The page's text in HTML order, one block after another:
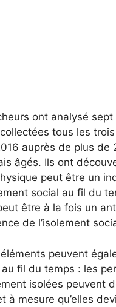
ont analysé sept
tous les
auprès de plus de
âgés. Ils ont
peut être un
social au fil du
être à la fois un
de l’isolement
peuvent
fil du temps : les
isolées peuvent
à mesure qu’elles